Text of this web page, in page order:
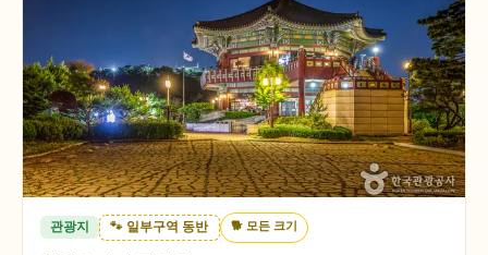
관광지 🐾 일부구역 동반 🐕 모든 크기